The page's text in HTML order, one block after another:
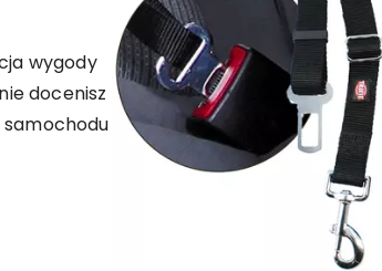
wygody
docenisz
samochodu